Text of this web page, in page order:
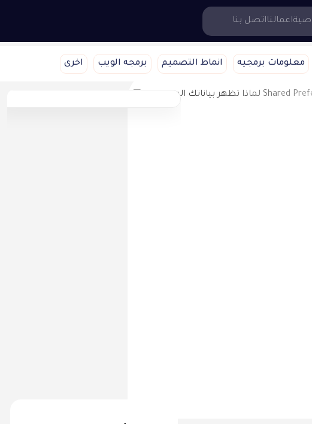
اعمالنااتصل بنا
معلومات برمجيه انماط التصميم برمجه الويب اخرى